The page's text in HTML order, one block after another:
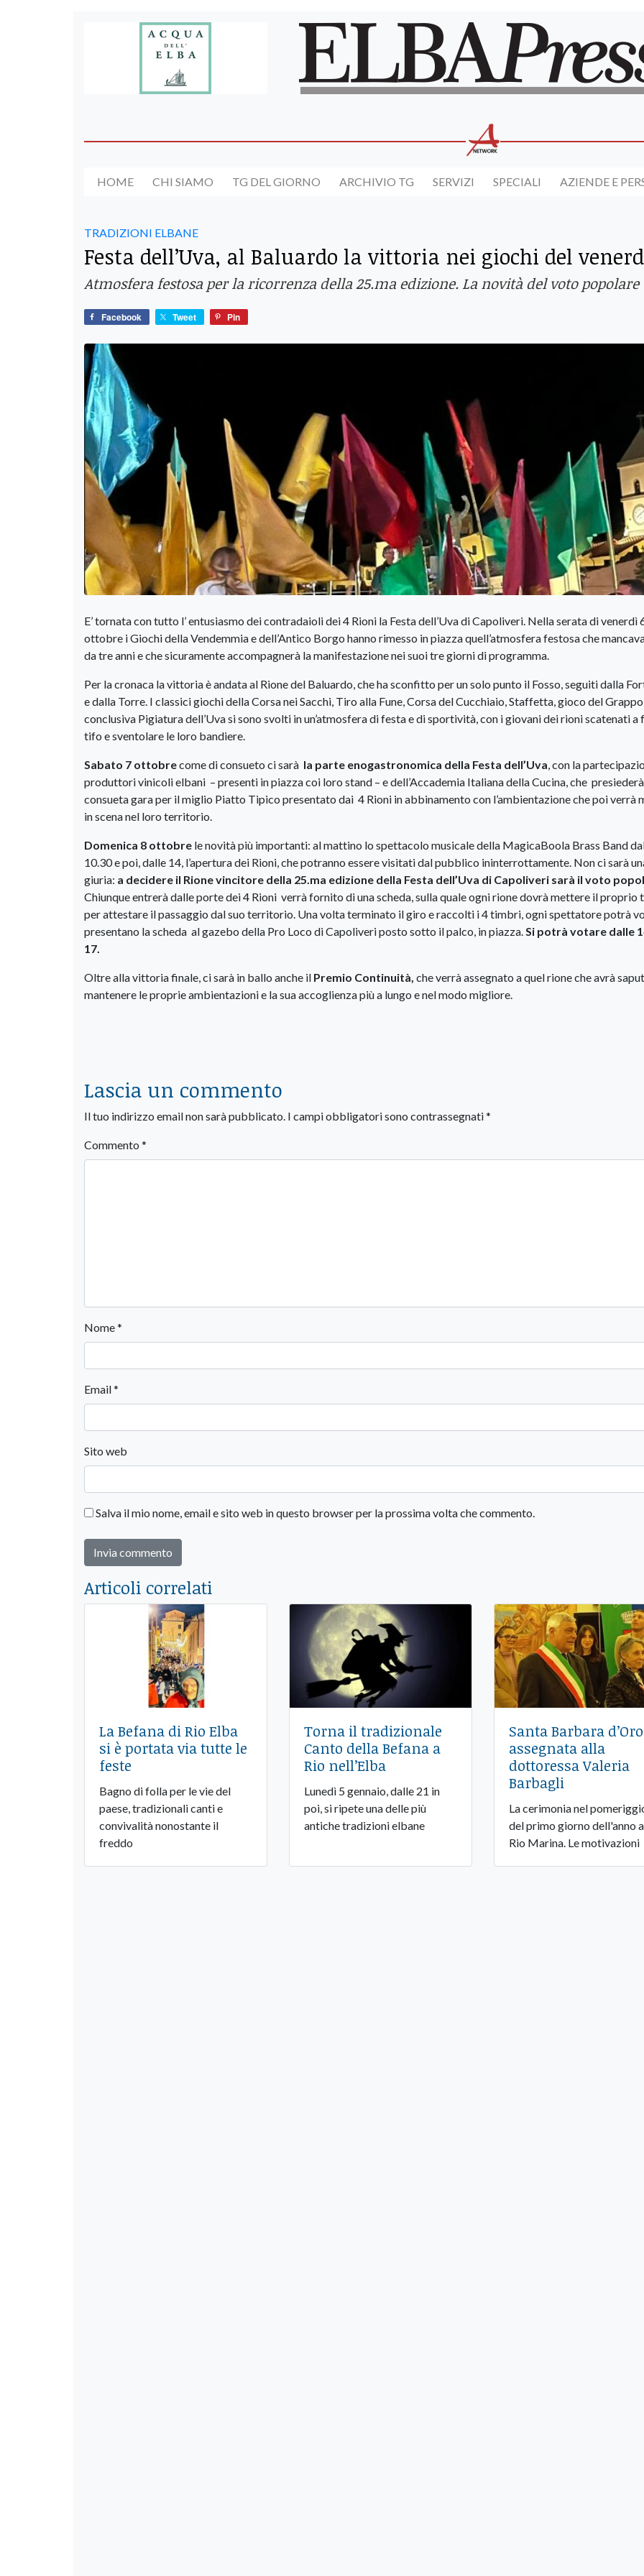
HOME CHI SIAMO TG DEL GIORNO ARCHIVIO TG SERVIZI SPECIALI AZIENDE E
TRADIZIONI ELBANE
Festa dell’Uva, al Baluardo la vittoria nei giochi del
Atmosfera festosa per la ricorrenza della 25.ma edizione. La novità del voto popolare
Facebook Tweet Pin
E’ tornata con tutto l’ entusiasmo dei contradaioli dei 4 Rioni la Festa dell’Uva di Capoliveri. Nella serata di venerdì
ottobre i Giochi della Vendemmia e dell’Antico Borgo hanno rimesso in piazza quell’atmosfera festosa che
da tre anni e che sicuramente accompagnerà la manifestazione nei suoi tre giorni di programma.
Per la cronaca la vittoria è andata al Rione del Baluardo, che ha sconfitto per un solo punto il Fosso, seguiti dalla
e dalla Torre. I classici giochi della Corsa nei Sacchi, Tiro alla Fune, Corsa del Cucchiaio, Staffetta, gioco del
conclusiva Pigiatura dell’Uva si sono svolti in un’atmosfera di festa e di sportività, con i giovani dei rioni scatenati a
tifo e sventolare le loro bandiere.
Sabato 7 ottobrecome di consueto ci sarà la parte enogastronomica della Festa dell’Uva , con la
produttori vinicoli elbani – presenti in piazza coi loro stand – e dell’Accademia Italiana della Cucina, che
consueta gara per il miglio Piatto Tipico presentato dai 4 Rioni in abbinamento con l’ambientazione che poi verrà
in scena nel loro territorio.
Domenica 8 ottobre le novità più importanti: al mattino lo spettacolo musicale della MagicaBoola Brass Band
10.30 e poi, dalle 14, l’apertura dei Rioni, che potranno essere visitati dal pubblico ininterrottamente. Non ci sarà
giuria: a decidere il Rione vincitore della 25.ma edizione della Festa dell’Uva di Capoliveri sarà il voto
Chiunque entrerà dalle porte dei 4 Rioni verrà fornito di una scheda, sulla quale ogni rione dovrà mettere il proprio
per attestare il passaggio dal suo territorio. Una volta terminato il giro e raccolti i 4 timbri, ogni spettatore potrà
presentano la scheda al gazebo della Pro Loco di Capoliveri posto sotto il palco, in piazza. Si potrà votare dalle
17.
Oltre alla vittoria finale, ci sarà in ballo anche il Premio Continuità, che verrà assegnato a quel rione che avrà
mantenere le proprie ambientazioni e la sua accoglienza più a lungo e nel modo migliore.
Lascia un commento
Il tuo indirizzo email non sarà pubblicato. I campi obbligatori sono contrassegnati*
Commento *
Nome*
Email*
Sito web
Salva il mio nome, email e sito web in questo browser per la prossima volta che commento.
Articoli correlati
La Befana di Rio Elba
si è portata via tutte le
feste
Bagno di folla per le vie del
paese, tradizionali canti e
convivalità nonostante il
freddo
Torna il tradizionale
Canto della Befana a
Rio nell’Elba
Lunedì 5 gennaio, dalle 21 in
poi, si ripete una delle più
antiche tradizioni elbane
Santa Barbara d’Oro
assegnata alla
dottoressa Valeria
Barbagli
La cerimonia nel
del primo giorno dell'anno a
Rio Marina. Le motivazioni